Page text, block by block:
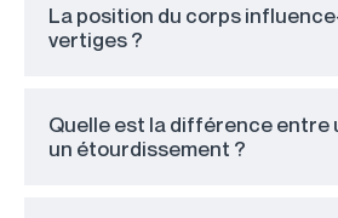
La position du corps
vertiges ?
Quelle est la différence entre
un étourdissement ?